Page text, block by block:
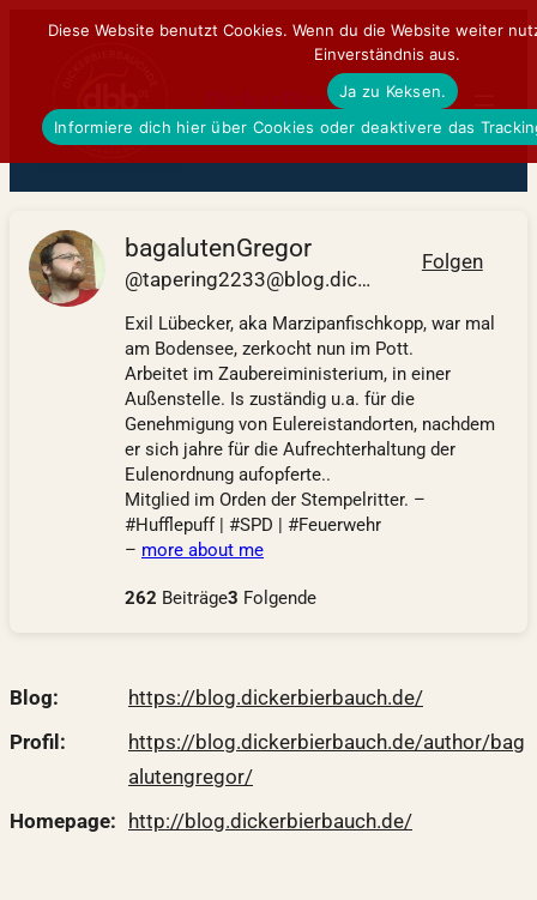
DickerBierBauchDE
bagalutenGregor
@tapering2233@blog.dickerbierbauch.de
Folgen
Exil Lübecker, aka Marzipanfischkopp, war mal
am Bodensee, zerkocht nun im Pott.
Arbeitet im Zaubereiministerium, in einer
Außenstelle. Is zuständig u.a. für die
Genehmigung von Eulereistandorten, nachdem
er sich jahre für die Aufrechterhaltung der
Eulenordnung aufopferte..
Mitglied im Orden der Stempelritter. –
#Hufflepuff | #SPD | #Feuerwehr
– more about me
262 Beiträge3 Folgende
Blog https://blog.dickerbierbauch.de/
Profil
https://blog.dickerbierbauch.de/author/bag
alutengregor/
Homepage
http://blog.dickerbierbauch.de/
Diese Website benutzt Cookies. Wenn du die Website weiter
Einverständnis aus.
Ja zu Keksen.
Informiere dich hier über Cookies oder deaktivere das